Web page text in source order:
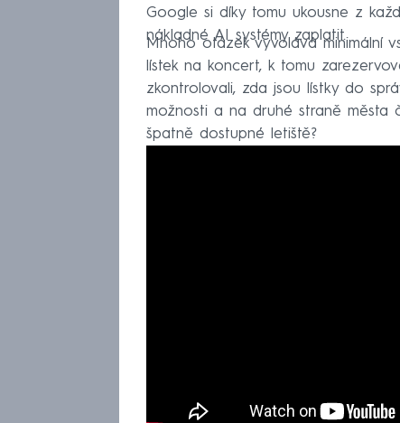
Google si díky tomu ukousne z
nákladné AI systémy zaplatit.
Mnoho otázek vyvolává minimální
lístek na koncert, k tomu
zkontrolovali, zda jsou lístky do
možnosti a na druhé straně města
špatně dostupné letiště?